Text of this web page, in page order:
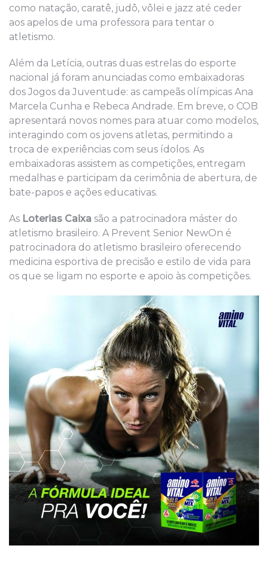
como natação, caratê, judô, vôlei e jazz até ceder
aos apelos de uma professora para tentar o
atletismo.
Além da Letícia, outras duas estrelas do esporte
nacional já foram anunciadas como embaixadoras
dos Jogos da Juventude: as campeãs olímpicas Ana
Marcela Cunha e Rebeca Andrade. Em breve, o COB
apresentará novos nomes para atuar como modelos,
interagindo com os jovens atletas, permitindo a
troca de experiências com seus ídolos. As
embaixadoras assistem as competições, entregam
medalhas e participam da cerimônia de abertura, de
bate-papos e ações educativas.
As Loterias Caixa são a patrocinadora máster do
atletismo brasileiro. A Prevent Senior NewOn é
patrocinadora do atletismo brasileiro oferecendo
medicina esportiva de precisão e estilo de vida para
os que se ligam no esporte e apoio às competições.